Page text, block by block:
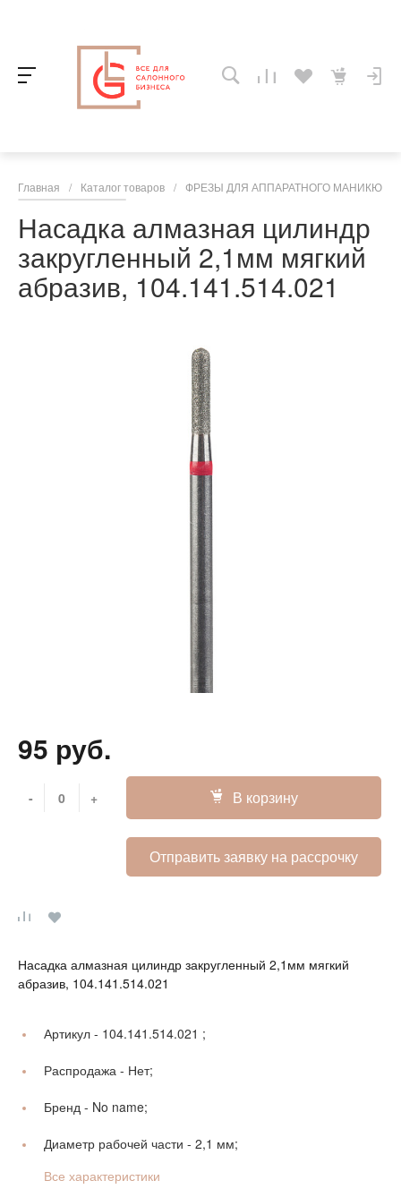
Главная / Каталог товаров / ФРЕЗЫ ДЛЯ АППАРАТНОГО
Насадка алмазная цилиндр
закругленный 2,1мм мягкий
абразив, 104.141.514.021
95 руб.
- + В корзину
Отправить заявку на рассрочку
Насадка алмазная цилиндр закругленный 2,1мм мягкий
абразив, 104.141.514.021
Артикул - 104.141.514.021 ;
Распродажа - Нет;
Бренд - No name;
Диаметр рабочей части - 2,1 мм;
Все характеристики